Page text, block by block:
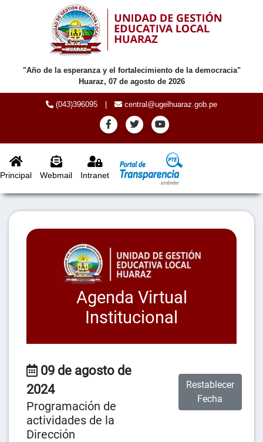
"Año de la esperanza y el fortalecimiento de la democracia"
Huaraz, 07 de agosto de 2026
(043)396095 central@ugelhuaraz.gob.pe
Principal Webmail Intranet
Agenda Virtual
Institucional
09 de agosto de
2024
Programación de
actividades de la
Dirección
Restablecer
Fecha